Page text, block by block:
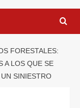
FORESTALES:
A LOS QUE SE
SINIESTRO